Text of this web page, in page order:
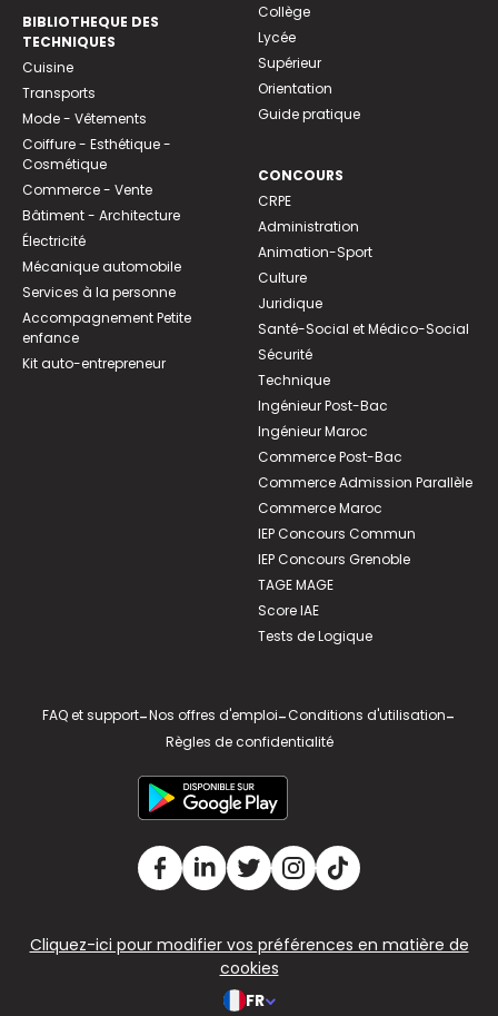
BIBLIOTHEQUE DES
TECHNIQUES
Cuisine
Transports
Mode - Vêtements
Coiffure - Esthétique -
Cosmétique
Commerce - Vente
Bâtiment - Architecture
Électricité
Mécanique automobile
Services à la personne
Accompagnement Petite
enfance
Kit auto-entrepreneur
Collège
Lycée
Supérieur
Orientation
Guide pratique
CONCOURS
CRPE
Administration
Animation-Sport
Culture
Juridique
Santé-Social et Médico-Social
Sécurité
Technique
Ingénieur Post-Bac
Ingénieur Maroc
Commerce Post-Bac
Commerce Admission Parallèle
Commerce Maroc
IEP Concours Commun
IEP Concours Grenoble
TAGE MAGE
Score IAE
Tests de Logique
FAQ et support-Nos offres d'emploi-Conditions d'utilisation-
Règles de confidentialité
Cliquez-ici pour modifier vos préférences en matière de
cookies
FR